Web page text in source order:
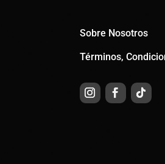
Sobre Nosotros
Términos,